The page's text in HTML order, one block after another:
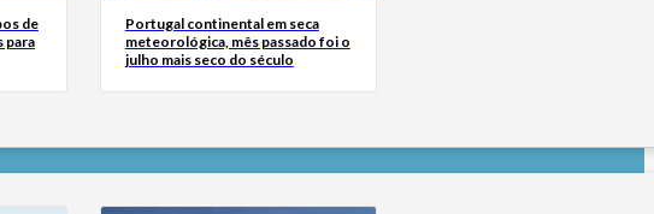
de
para
Portugal continental em seca
meteorológica, mês passado foi o
julho mais seco do século